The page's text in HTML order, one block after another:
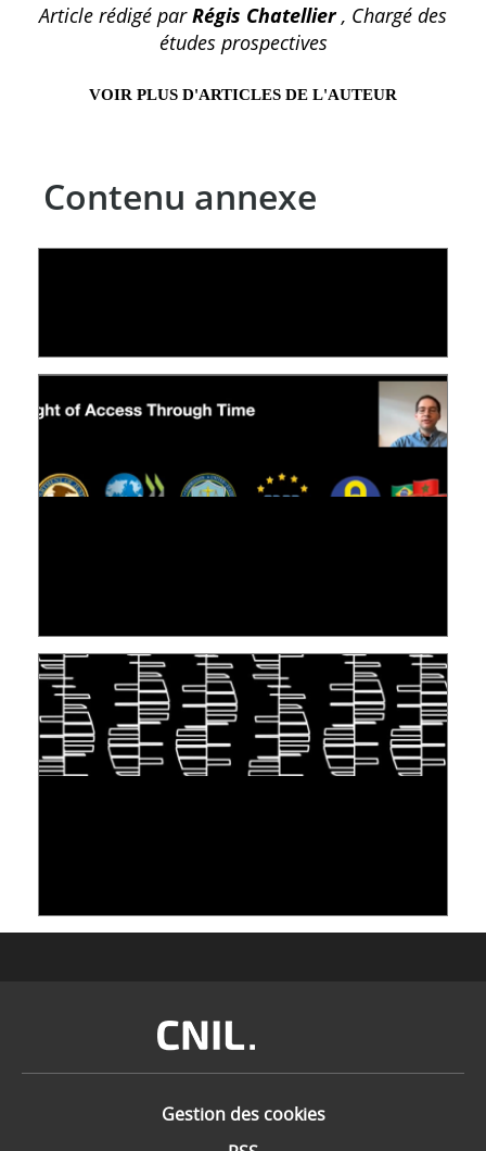
Article rédigé parRégis Chatellier, Chargé des
études prospectives
VOIR PLUS D'ARTICLES DE L'AUTEUR
Contenu annexe
Image
Gestion des cookies